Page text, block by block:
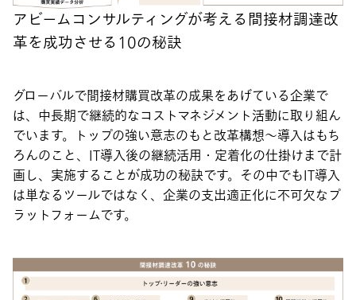
アビームコンサルティングが考える間接材調達改
革を成功させる10の秘訣
グローバルで間接材購買改革の成果をあげている企業で
は、中長期で継続的なコストマネジメント活動に取り組ん
でいます。トップの強い意志のもと改革構想～導入はもち
ろんのこと、IT導入後の継続活用・定着化の仕掛けまで計
画し、実施することが成功の秘訣です。その中でもIT導入
は単なるツールではなく、企業の支出適正化に不可欠なプ
ラットフォームです。